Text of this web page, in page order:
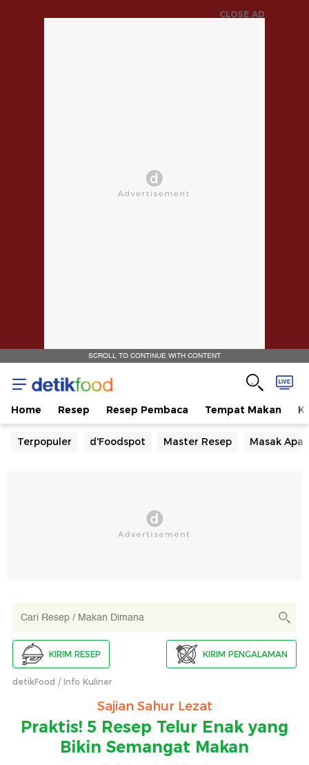
CLOSE AD
SCROLL TO CONTINUE WITH CONTENT
Home Resep Resep Pembaca Tempat Makan
Terpopuler d'Foodspot Master Resep Masak Apa
KIRIM RESEP KIRIM PENGALAMAN
detikFood Info Kuliner
Sajian Sahur Lezat
Praktis! 5 Resep Telur Enak yang
Bikin Semangat Makan